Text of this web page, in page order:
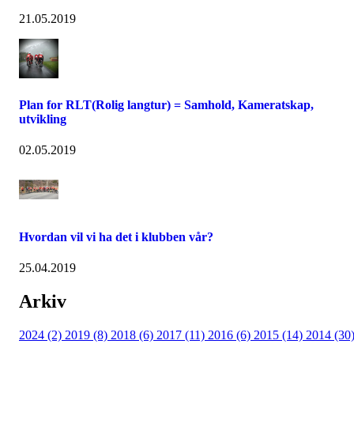
21.05.2019
Plan for RLT(Rolig langtur) = Samhold, Kameratskap,
utvikling
02.05.2019
Hvordan vil vi ha det i klubben vår?
25.04.2019
Arkiv
2024 (2) 2019 (8) 2018 (6) 2017 (11) 2016 (6) 2015 (14) 2014 (30)